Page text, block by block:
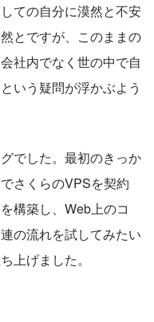
ての自分に漠然と不安
とですが、このままの
社内でなく世の中で自
いう疑問が浮かぶよう
でした。最初のきっか
さくらのVPSを契約
構築し、Web上のコ
の流れを試してみたい
上げました。